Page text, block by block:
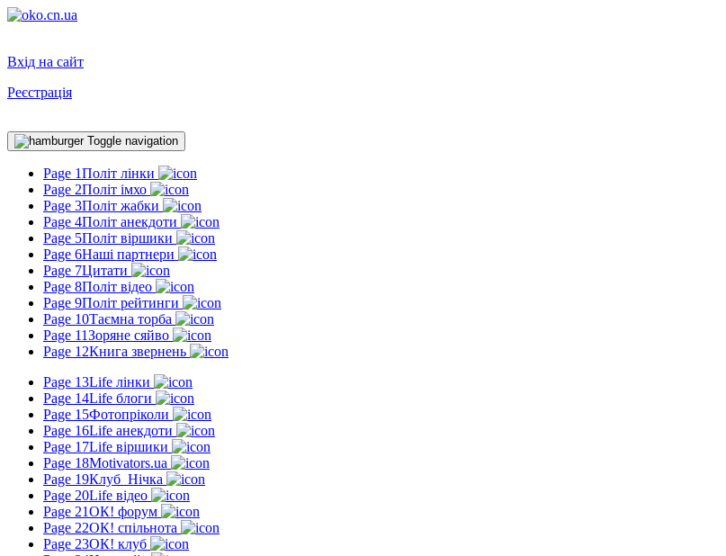
Вхід на сайт
Реєстрація
Toggle navigation
Page 1Політ лінки
Page 2Політ імхо
Page 3Політ жабки
Page 4Політ анекдоти
Page 5Політ віршики
Page 6Наші партнери
Page 7Цитати
Page 8Політ відео
Page 9Політ рейтинги
Page 10Таємна торба
Page 11Зоряне сяйво
Page 12Книга звернень
Page 13Life лінки
Page 14Life блоги
Page 15Фотопріколи
Page 16Life анекдоти
Page 17Life віршики
Page 18Motivators.ua
Page 19Клуб_Нічка
Page 20Life відео
Page 21ОК! форум
Page 22ОК! спільнота
Page 23ОК! клуб